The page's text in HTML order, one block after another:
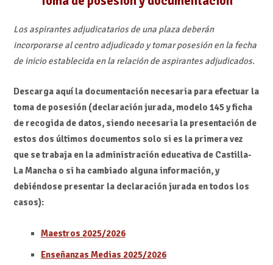
Los aspirantes adjudicatarios de una plaza deberán
incorporarse al centro adjudicado y tomar posesión en la fecha
de inicio establecida en la relación de aspirantes adjudicados.
Descarga aquí la documentación necesaria para efectuar la
toma de posesión (declaración jurada, modelo 145 y ficha
de recogida de datos, siendo necesaria la presentación de
estos dos últimos documentos solo si es la primera vez
que se trabaja en la administración educativa de Castilla-
La Mancha o si ha cambiado alguna información, y
debiéndose presentar la declaración jurada en todos los
casos):
Maestros 2025/2026
Enseñanzas Medias 2025/2026